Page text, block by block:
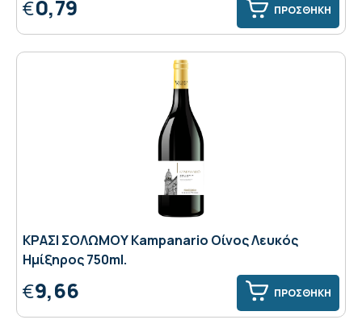
€0,79 ΠΡΟΣΘΗΚΗ
ΚΡΑΣΙ ΣΟΛΩΜΟΥ Κampanario Οίνος Λευκός
Ημίξηρος 750ml.
€9,66 ΠΡΟΣΘΗΚΗ